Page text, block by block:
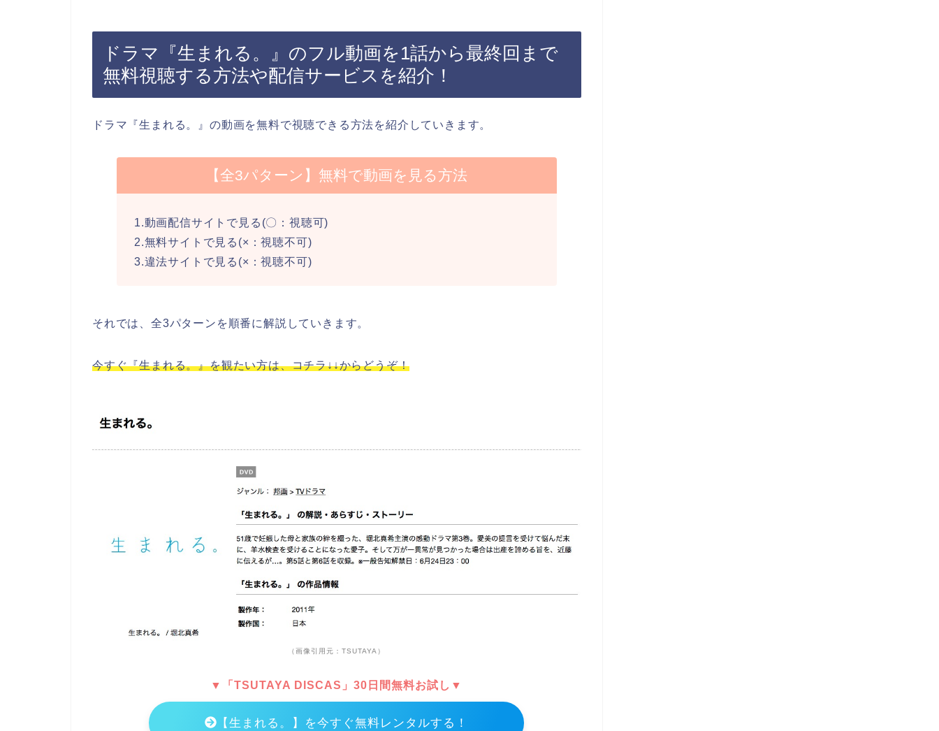
ドラマ『生まれる。』のフル動画を1話から最終回まで
無料視聴する方法や配信サービスを紹介！
ドラマ『生まれる。』の動画を無料で視聴できる方法を紹介していきます。
【全3パターン】無料で動画を見る方法
1.動画配信サイトで見る(〇：視聴可)
2.無料サイトで見る(×：視聴不可)
3.違法サイトで見る(×：視聴不可)
それでは、全3パターンを順番に解説していきます。
今すぐ『生まれる。』を観たい方は、コチラ↓↓からどうぞ！
（画像引用元：TSUTAYA）
▼「TSUTAYA DISCAS」30日間無料お試し▼
【生まれる。】を今すぐ無料レンタルする！